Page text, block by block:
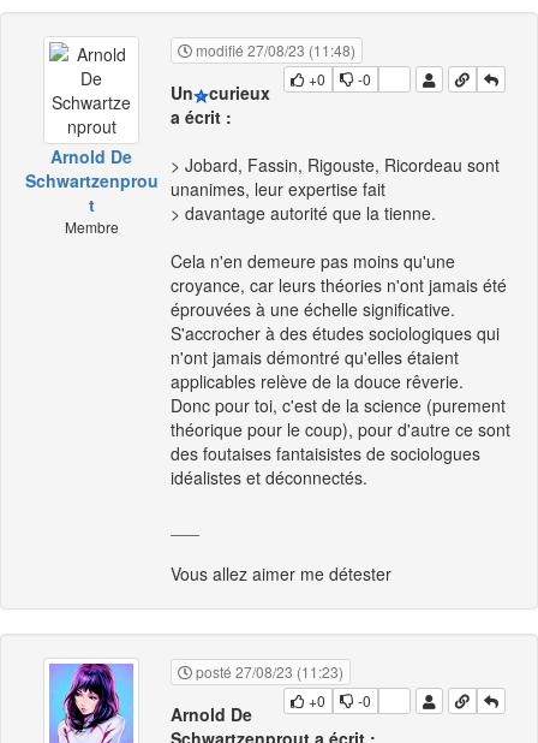
Arnold De
Schwartzenprou
t
Membre
modifié 27/08/23 (11:48)
+0
-0
Un
curieux
a écrit :
> Jobard, Fassin, Rigouste, Ricordeau sont
unanimes, leur expertise fait
> davantage autorité que la tienne.
Cela n'en demeure pas moins qu'une
croyance, car leurs théories n'ont jamais été
éprouvées à une échelle significative.
S'accrocher à des études sociologiques qui
n'ont jamais démontré qu'elles étaient
applicables relève de la douce rêverie.
Donc pour toi, c'est de la science (purement
théorique pour le coup), pour d'autre ce sont
des foutaises fantaisistes de sociologues
idéalistes et déconnectés.
Vous allez aimer me détester
posté 27/08/23 (11:23)
+0
-0
Arnold De